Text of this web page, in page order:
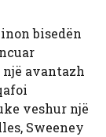
bisedën
avantazh
veshur një
Sweeney